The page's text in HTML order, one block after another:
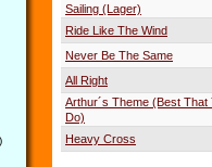
Sailing (Lager)
Ride Like The Wind
Never Be The Same
All Right
Arthur´s Theme (Best That
Do)
Heavy Cross